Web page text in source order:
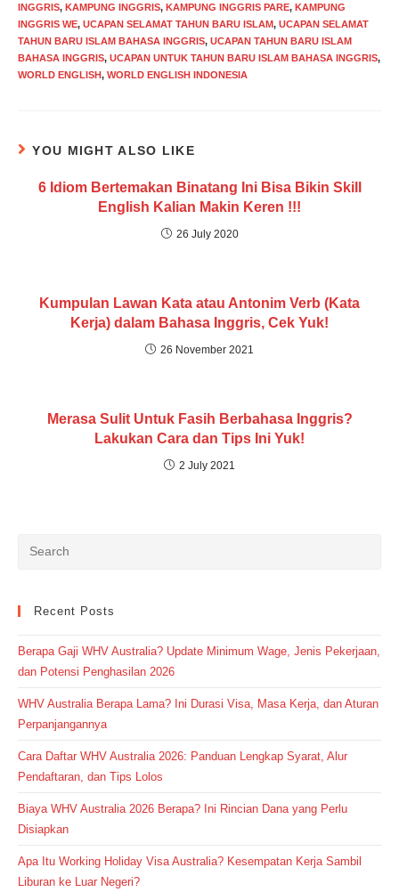
INGGRIS, KAMPUNG INGGRIS, KAMPUNG INGGRIS PARE, KAMPUNG
INGGRIS WE, UCAPAN SELAMAT TAHUN BARU ISLAM, UCAPAN SELAMAT
TAHUN BARU ISLAM BAHASA INGGRIS, UCAPAN TAHUN BARU ISLAM
BAHASA INGGRIS, UCAPAN UNTUK TAHUN BARU ISLAM BAHASA INGGRIS,
WORLD ENGLISH, WORLD ENGLISH INDONESIA
YOU MIGHT ALSO LIKE
6 Idiom Bertemakan Binatang Ini Bisa Bikin Skill
English Kalian Makin Keren !!!
26 July 2020
Kumpulan Lawan Kata atau Antonim Verb (Kata
Kerja) dalam Bahasa Inggris, Cek Yuk!
26 November 2021
Merasa Sulit Untuk Fasih Berbahasa Inggris?
Lakukan Cara dan Tips Ini Yuk!
2 July 2021
Recent Posts
Berapa Gaji WHV Australia? Update Minimum Wage, Jenis Pekerjaan,
dan Potensi Penghasilan 2026
WHV Australia Berapa Lama? Ini Durasi Visa, Masa Kerja, dan Aturan
Perpanjangannya
Cara Daftar WHV Australia 2026: Panduan Lengkap Syarat, Alur
Pendaftaran, dan Tips Lolos
Biaya WHV Australia 2026 Berapa? Ini Rincian Dana yang Perlu
Disiapkan
Apa Itu Working Holiday Visa Australia? Kesempatan Kerja Sambil
Liburan ke Luar Negeri?